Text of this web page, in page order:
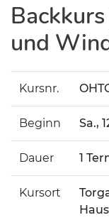
und
Kursnr.
Beginn Sa.,
Dauer 1
Kursort